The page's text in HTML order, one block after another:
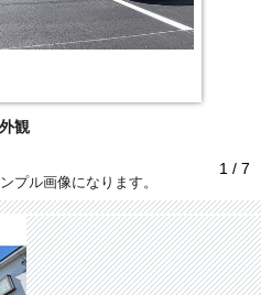
外観
1 / 7
プル画像になります。